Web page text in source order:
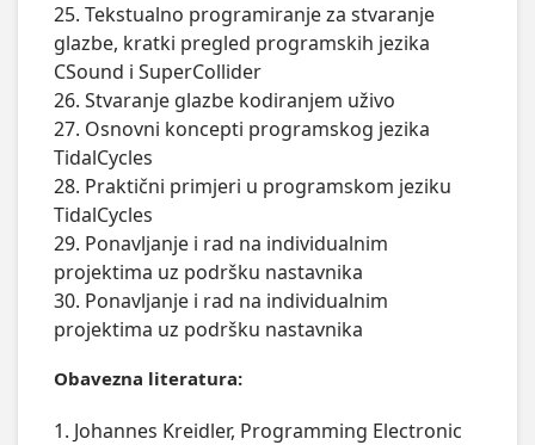
25. Tekstualno programiranje za stvaranje
glazbe, kratki pregled programskih jezika
CSound i SuperCollider
26. Stvaranje glazbe kodiranjem uživo
27. Osnovni koncepti programskog jezika
TidalCycles
28. Praktični primjeri u programskom jeziku
TidalCycles
29. Ponavljanje i rad na individualnim
projektima uz podršku nastavnika
30. Ponavljanje i rad na individualnim
projektima uz podršku nastavnika
Obavezna literatura:
1. Johannes Kreidler, Programming Electronic